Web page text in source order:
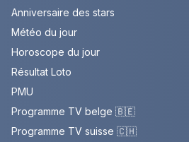
Anniversaire des stars
Météo du jour
Horoscope du jour
Résultat Loto
PMU
Programme TV belge 🇧🇪
Programme TV suisse 🇨🇭